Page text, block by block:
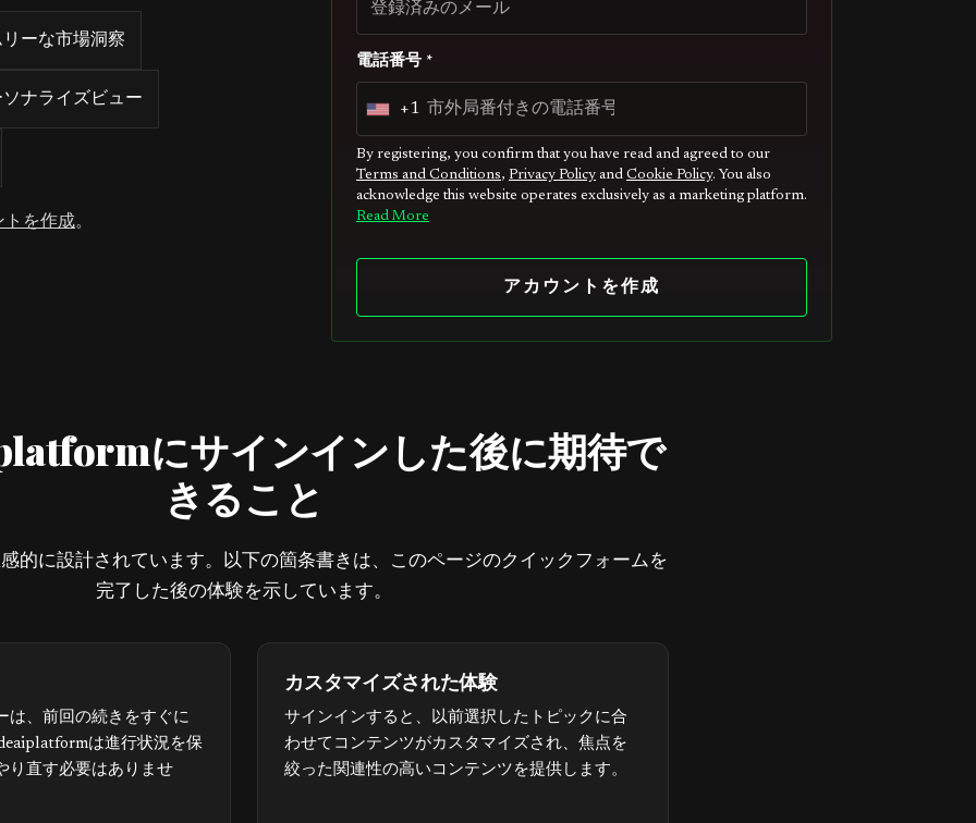
ーな市場洞察
ナライズビュー
トを作成。
電話番号 *
U
n
i
t
s
+1
By registering, you confirm that you have read and agreed to our
Terms and Conditions, Privacy Policy and Cookie Policy. You also
acknowledge this website operates exclusively as a marketing platform.
Read More
アカウントを作成
にサインインした後に期待で
きること
的に設計されています。以下の箇条書きは、このページのクイックフォームを
完了した後の体験を示しています。
は、前回の続きをすぐに
は進行状況を保
り直す必要はありませ
カスタマイズされた体験
サインインすると、以前選択したトピックに合
わせてコンテンツがカスタマイズされ、焦点を
絞った関連性の高いコンテンツを提供します。